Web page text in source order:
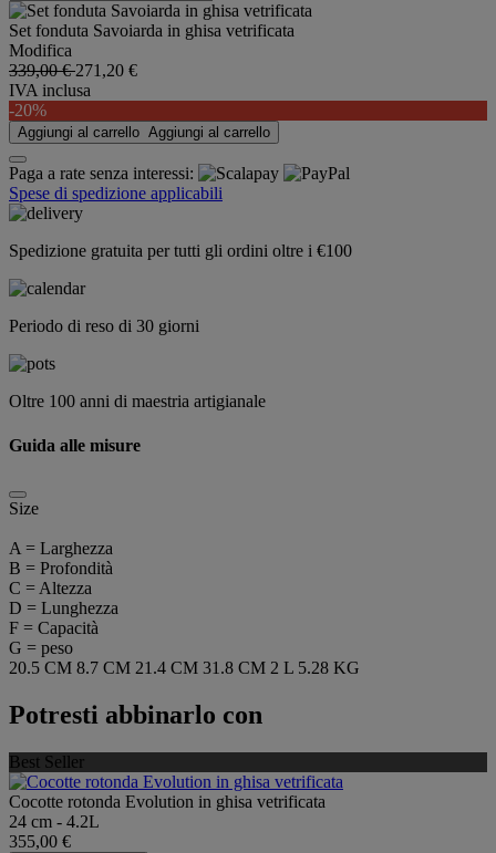
Set fonduta Savoiarda in ghisa vetrificata
Modifica
339,00 €271,20 €
IVA inclusa
-20%
Aggiungi al carrello Aggiungi al carrello
Paga a rate senza interessi:
Spese di spedizione applicabili
Spedizione gratuita per tutti gli ordini oltre i €100
Periodo di reso di 30 giorni
Oltre 100 anni di maestria artigianale
Guida alle misure
Size
A = Larghezza
B = Profondità
C = Altezza
D = Lunghezza
F = Capacità
G = peso
20.5 CM 8.7 CM 21.4 CM 31.8 CM 2 L 5.28 KG
Potresti abbinarlo con
Best Seller
Cocotte rotonda Evolution in ghisa vetrificata
24 cm - 4.2L
355,00 €